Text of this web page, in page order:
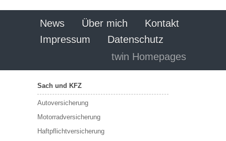
News Über mich
Kontakt
Impressum
Datenschutz
twin Homepages
Sach und KFZ
Autoversicherung
Motorradversicherung
Haftpflichtversicherung